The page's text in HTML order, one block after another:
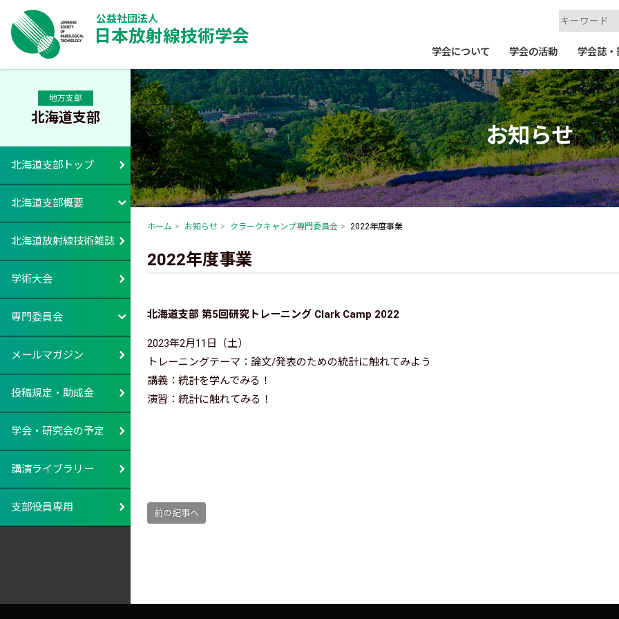
公益社団法人
日本放射線技術学会
学会について 学会の活動 学会誌・
地方支部
北海道支部
北海道支部トップ
北海道支部概要
北海道放射線技術雑誌
学術大会
専門委員会
メールマガジン
投稿規定・助成金
学会・研究会の予定
講演ライブラリー
支部役員専用
お知らせ
ホーム お知らせ クラークキャンプ専門委員会 2022年度事業
2022年度事業
北海道支部 第5回研究トレーニング Clark Camp 2022
2023年2月11日（土）
トレーニングテーマ：論文/発表のための統計に触れてみよう
講義：統計を学んでみる！
演習：統計に触れてみる！
前の記事へ